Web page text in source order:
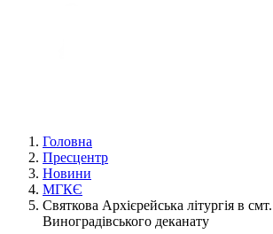
Головна
Пресцентр
Новини
МГКЄ
Святкова Архієрейська літургія в
Виноградівського деканату